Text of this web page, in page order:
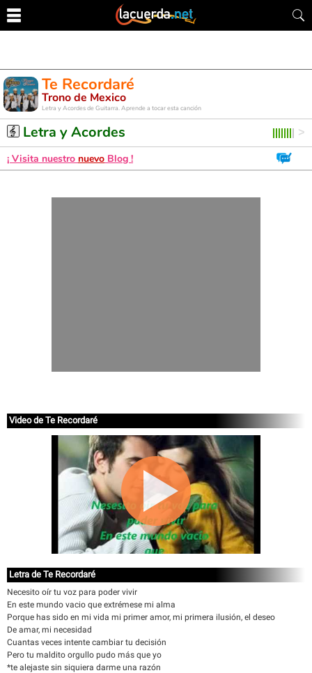
Te Recordaré
Trono de Mexico
Letra y Acordes de Guitarra. Aprende a tocar esta canción
Letra y Acordes
¡ Visita nuestro nuevo Blog !
Video de Te Recordaré
Letra de Te Recordaré
Necesito oír tu voz para poder vivir
En este mundo vacio que extrémese mi alma
Porque has sido en mi vida mi primer amor, mi primera ilusión, el deseo
De amar, mi necesidad
Cuantas veces intente cambiar tu decisión
Pero tu maldito orgullo pudo más que yo
*te alejaste sin siquiera darme una razón